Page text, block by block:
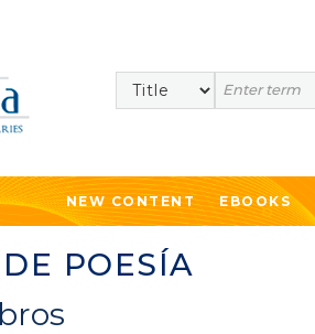
Search
NEW CONTENT EBOOKS
POESÍA